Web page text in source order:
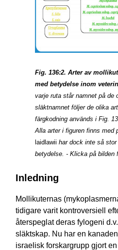
Fig. 136:2. Arter av
med betydelse inom
varje ruta står namnet på de
släktnamnet följer de olika
färgkodning används i Fig.
Alla arter i figuren finns med
laidlawii har dock inte så
betydelse. - Klicka på bilden
Inledning
Mollikuternas
tidigare varit kontro­versiell
återspeglat deras fylogeni
släktskap. Nu har en
israelisk forskargrupp gjort